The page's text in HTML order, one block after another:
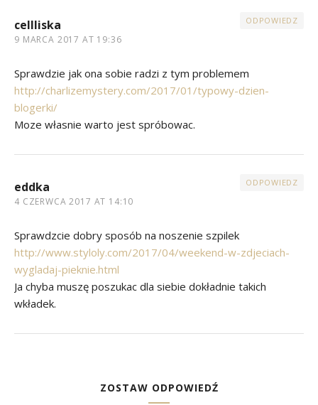
cellliska
9 MARCA 2017 AT 19:36
ODPOWIEDZ
Sprawdzie jak ona sobie radzi z tym problemem
http://charlizemystery.com/2017/01/typowy-dzien-
blogerki/
Moze własnie warto jest spróbowac.
eddka
4 CZERWCA 2017 AT 14:10
ODPOWIEDZ
Sprawdzcie dobry sposób na noszenie szpilek
http://www.styloly.com/2017/04/weekend-w-zdjeciach-
wygladaj-pieknie.html
Ja chyba muszę poszukac dla siebie dokładnie takich
wkładek.
ZOSTAW ODPOWIEDŹ